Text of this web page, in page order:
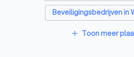
Beveiligingsbedrijven in
Beveiligingsbedrijven in
add Toon meer